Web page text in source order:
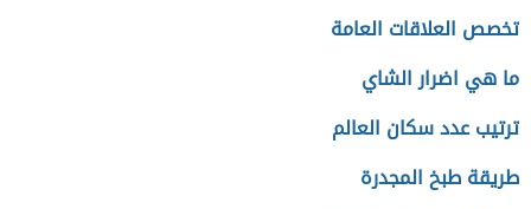
تخصص العلاقات العامة
ما هي اضرار الشاي
ترتيب عدد سكان العالم
طريقة طبخ المجدرة